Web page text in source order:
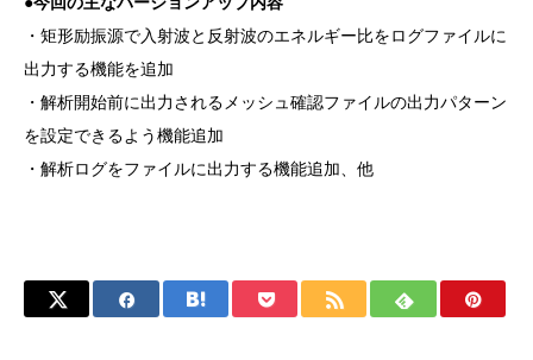
・矩形励振源で入射波と反射波のエネルギー比をログファイルに
出力する機能を追加
・解析開始前に出力されるメッシュ確認ファイルの出力パターン
を設定できるよう機能追加
・解析ログをファイルに出力する機能追加、他